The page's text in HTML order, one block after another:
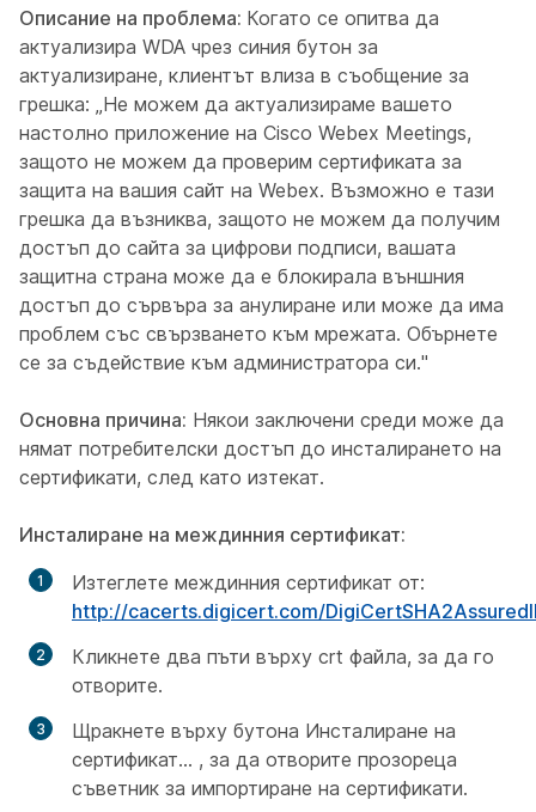
Описание на проблема: Когато се опитва да
актуализира WDA чрез синия бутон за
актуализиране, клиентът влиза в съобщение за
грешка: „Не можем да актуализираме вашето
настолно приложение на Cisco Webex Meetings,
защото не можем да проверим сертификата за
защита на вашия сайт на Webex. Възможно е тази
грешка да възниква, защото не можем да получим
достъп до сайта за цифрови подписи, вашата
защитна страна може да е блокирала външния
достъп до сървъра за анулиране или може да има
проблем със свързването към мрежата. Обърнете
се за съдействие към администратора си."
Основна причина: Някои заключени среди може да
нямат потребителски достъп до инсталирането на
сертификати, след като изтекат.
Инсталиране на междинния сертификат:
Изтеглете междинния сертификат от:
http://cacerts.digicert.com/
Кликнете два пъти върху crt файла, за да го
отворите.
Щракнете върху бутона Инсталиране на
сертификат... , за да отворите прозореца
съветник за импортиране на сертификати.